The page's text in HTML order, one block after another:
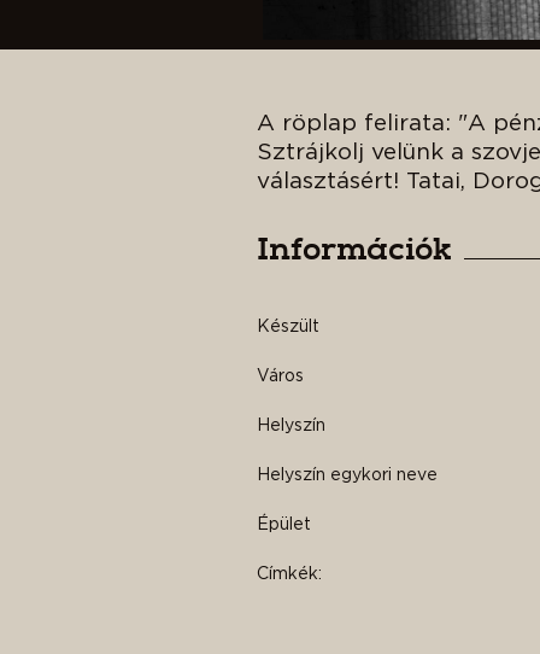
A röplap felirata: "A
Sztrájkolj velünk a
választásért! Tatai,
Információk
Készült
Város
Helyszín
Helyszín egykori neve
Épület
Címkék: